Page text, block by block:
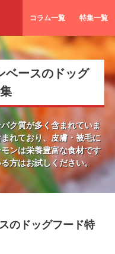
コラム一覧 特集一覧
ベースのドッグ
ク質が多く含まれていま
れており、皮膚・被毛に
ンは栄養豊富な食材です
方はお試しください。
のドッグフード特